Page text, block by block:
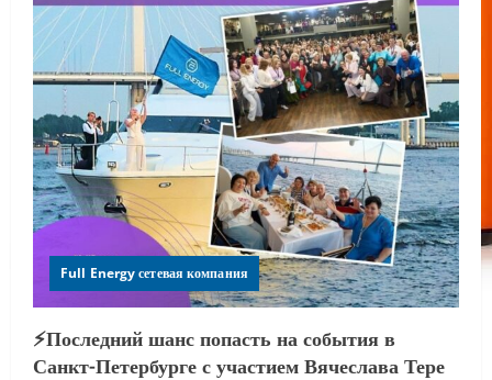
Full Energy сетевая компания
⚡️Последний шанс попасть на события в
Санкт-Петербурге с участием Вячеслава Тере